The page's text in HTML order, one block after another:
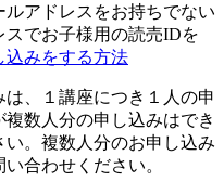
アドレスをお持ちでない
でお子様用の読売IDを
込みをする方法
、１講座につき１人の申
数人分の申し込みはでき
。複数人分のお申し込み
合わせください。